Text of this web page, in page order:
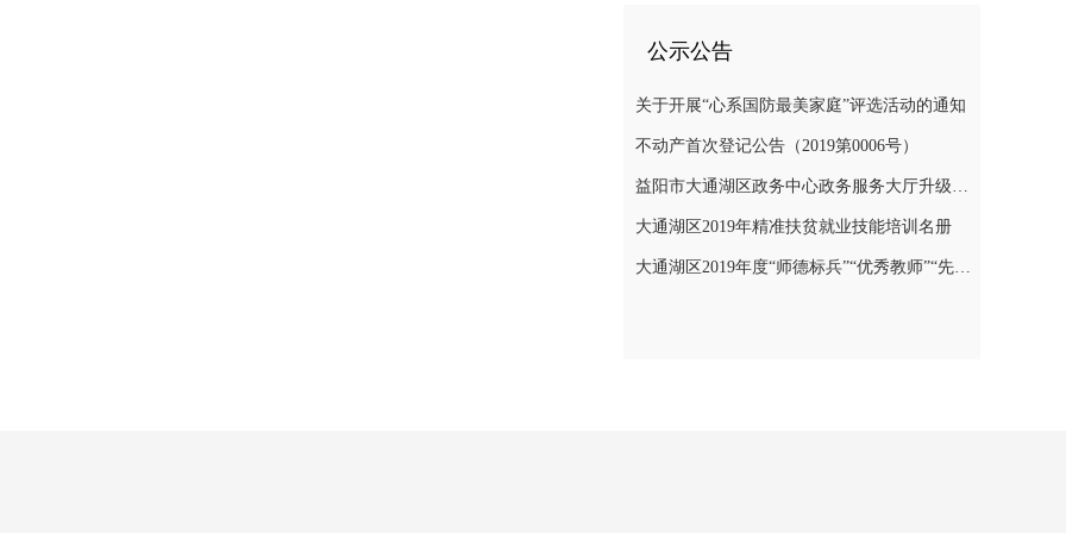
公示公告
关于开展“心系国防最美家庭”评选活动的通知
不动产首次登记公告（2019第0006号）
益阳市大通湖区政务中心政务服务大厅升级改造项目竞争性磋商邀请公告
大通湖区2019年精准扶贫就业技能培训名册
大通湖区2019年度“师德标兵”“优秀教师”“先进教育工作者”名单